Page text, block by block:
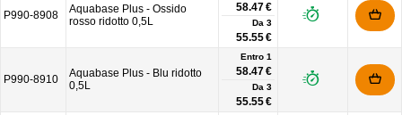
P990-8908
Aquabase Plus - Ossido
rosso ridotto 0,5L
58.47 €
Da 3
55.55 €
P990-8910
Aquabase Plus - Blu ridotto
0,5L
Entro 1
58.47 €
Da 3
55.55 €